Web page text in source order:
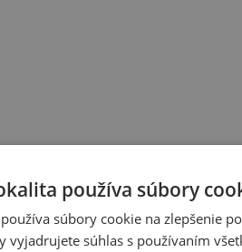
používa súbory
súbory cookie na zlepšenie
vyjadrujete súhlas s používaním